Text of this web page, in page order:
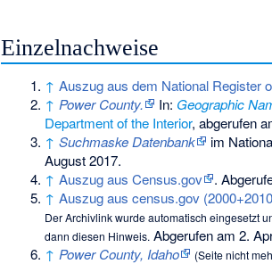
Einzelnachweise
↑ Auszug aus dem National Register
↑ Power County. In: Geographic
Department of the Interior, abgerufen
↑ Suchmaske Datenbank im
August 2017.
↑ Auszug aus Census.gov
.
↑ Auszug aus census.gov
Der Archivlink wurde automatisch eingesetzt
dann diesen Hinweis. Abgerufen am 2.
↑ Power County, Idaho (Seite nicht